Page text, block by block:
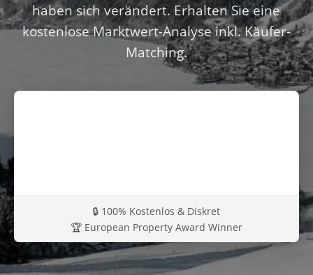
haben sich verändert. Erhalten Sie eine
kostenlose Marktwert-Analyse inkl. Käufer-
Matching.
🔒 100% Kostenlos & Diskret
🏆 European Property Award Winner